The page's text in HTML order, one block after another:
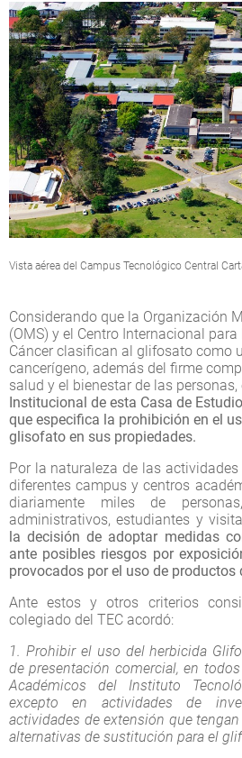
Vista aérea del Campus Tecnológico Central
Considerando que la Organización
(OMS) y el Centro Internacional
Cáncer clasifican al glifosato como
cancerígeno, además del firme
salud y el bienestar de las personas,
Institucional de esta Casa de
que especifica la prohibición en el
glisofato en sus propiedades.
Por la naturaleza de las
diferentes campus y centros
diariamente miles de
administrativos, estudiantes y
la decisión de adoptar medidas
ante posibles riesgos por
provocados por el uso de productos
Ante estos y otros criterios
colegiado del TEC acordó:
1. Prohibir el uso del herbicida
de presentación comercial, en
Académicos del Instituto
excepto en actividades de
actividades de extensión que
alternativas de sustitución para el